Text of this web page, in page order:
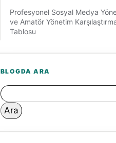
Profesyonel Sosyal Medya
ve Amatör Yönetim
Tablosu
BLOGDA ARA
Arama: